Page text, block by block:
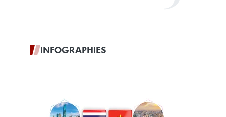
INFOGRAPHIES